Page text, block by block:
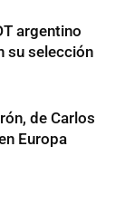
argentino
su selección
de Carlos
Europa